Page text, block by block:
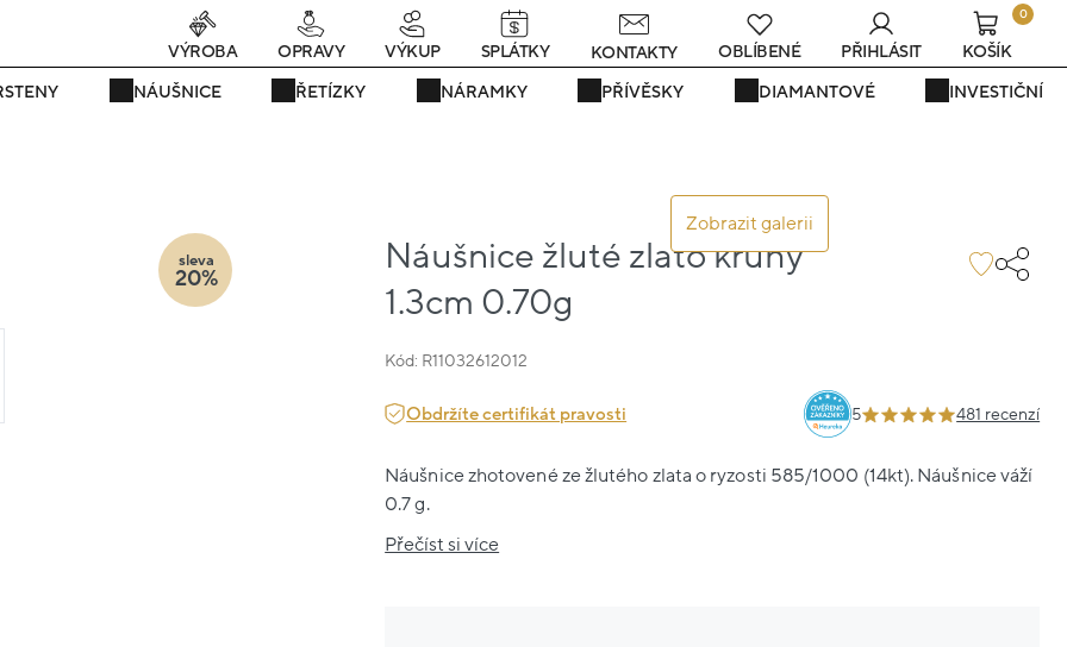
teď! - 20 % na vše! Kód: SRPEN20 24 dní : 19h : 20m : 13s
NÁUŠNICE ŘETÍZKY NÁRAMKY PŘÍVĚSKY DIAMANTOVÉ INVESTIČNÍ
VÝROBA OPRAVY VÝKUP SPLÁTKY KONTAKTY OBLÍBENÉ PŘIHLÁSIT
0
KOŠÍK
Zobrazit galerii
Náušnice žluté zlato kruhy
1.3cm 0.70g
Kód: R11032612012
sleva
20%
Obdržíte certifikát pravosti 5 481 recenzí
Náušnice zhotovené ze žlutého zlata o ryzosti 585/1000 (14kt). Náušnice váží
0.7 g.
Přečíst si více